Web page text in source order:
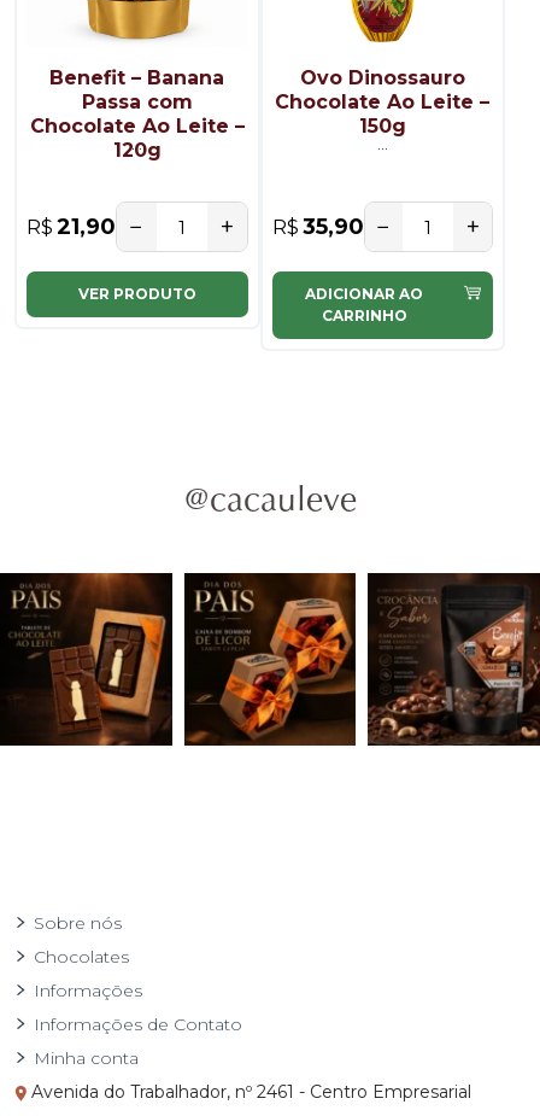
Benefit – Banana
Passa com
Chocolate Ao Leite –
120g
...
R$ 21,90 − +
VER PRODUTO
Ovo Dinossauro
Chocolate Ao Leite –
150g
...
R$ 35,90 − +
ADICIONAR AO
CARRINHO
@cacauleve
Sobre nós
Chocolates
Informações
Informações de Contato
Minha conta
Avenida do Trabalhador, nº 2461 - Centro Empresarial